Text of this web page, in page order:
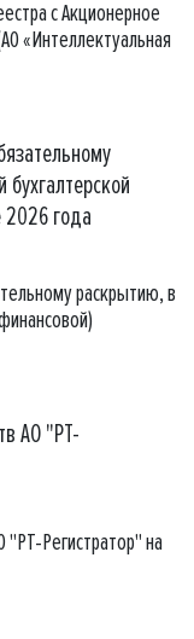
с Акционерное
«Интеллектуальная
2026 года
раскрытию, в
АО "РТ-
"РТ-Регистратор" на